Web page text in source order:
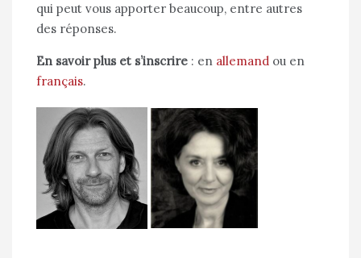
qui peut vous apporter beaucoup, entre autres
des réponses.
En savoir plus et s’inscrire : en allemand ou en
français.